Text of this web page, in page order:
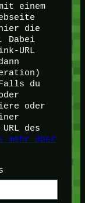
einem
die
Dabei
URL
du
oder
des
mehr über